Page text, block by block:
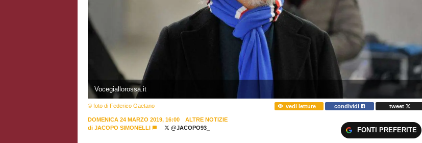
Vocegiallorossa.it
© foto di Federico Gaetano vedi letture condividi tweet
DOMENICA 24 MARZO 2019, 16:00
ALTRE NOTIZIE
di JACOPO SIMONELLI @JACOPO93_ FONTI PREFERITE